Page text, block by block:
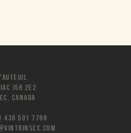
J5R 2E2
CANADA
438 501 7798